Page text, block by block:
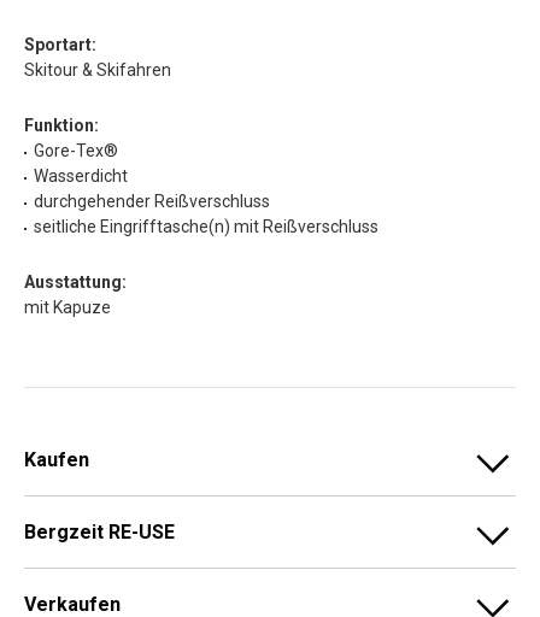
Sportart:
Skitour & Skifahren
Funktion:
Gore-Tex®
Wasserdicht
durchgehender Reißverschluss
seitliche Eingrifftasche(n) mit Reißverschluss
Ausstattung:
mit Kapuze
Kaufen
Bergzeit RE-USE
Verkaufen